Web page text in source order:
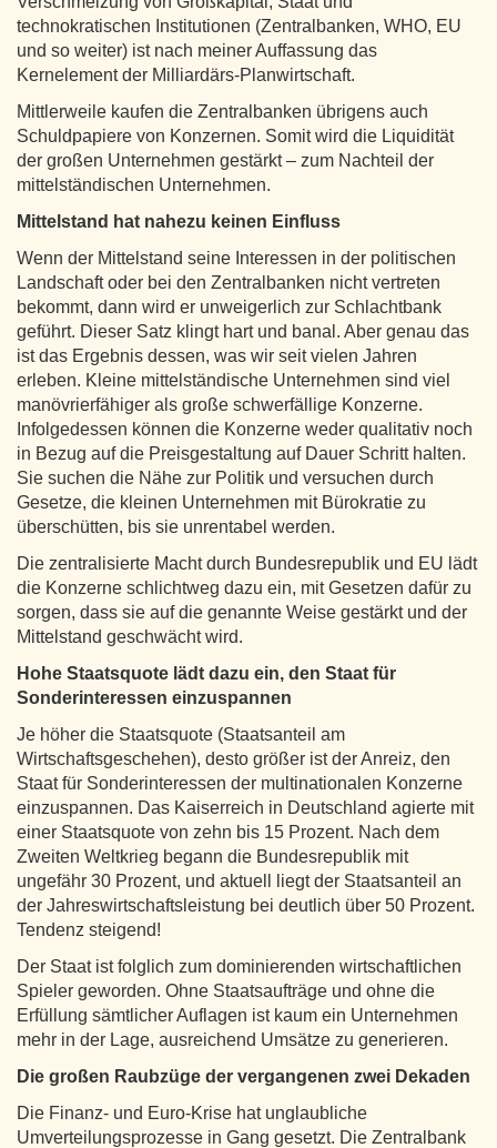
technokratischen Institutionen (Zentralbanken, WHO, EU
und so weiter) ist nach meiner Auffassung das
Kernelement der Milliardärs-Planwirtschaft.
Mittlerweile kaufen die Zentralbanken übrigens auch
Schuldpapiere von Konzernen. Somit wird die Liquidität
der großen Unternehmen gestärkt – zum Nachteil der
mittelständischen Unternehmen.
Mittelstand hat nahezu keinen Einfluss
Wenn der Mittelstand seine Interessen in der politischen
Landschaft oder bei den Zentralbanken nicht vertreten
bekommt, dann wird er unweigerlich zur Schlachtbank
geführt. Dieser Satz klingt hart und banal. Aber genau das
ist das Ergebnis dessen, was wir seit vielen Jahren
erleben. Kleine mittelständische Unternehmen sind viel
manövrierfähiger als große schwerfällige Konzerne.
Infolgedessen können die Konzerne weder qualitativ noch
in Bezug auf die Preisgestaltung auf Dauer Schritt halten.
Sie suchen die Nähe zur Politik und versuchen durch
Gesetze, die kleinen Unternehmen mit Bürokratie zu
überschütten, bis sie unrentabel werden.
Die zentralisierte Macht durch Bundesrepublik und EU lädt
die Konzerne schlichtweg dazu ein, mit Gesetzen dafür zu
sorgen, dass sie auf die genannte Weise gestärkt und der
Mittelstand geschwächt wird.
Hohe Staatsquote lädt dazu ein, den Staat für
Sonderinteressen einzuspannen
Je höher die Staatsquote (Staatsanteil am
Wirtschaftsgeschehen), desto größer ist der Anreiz, den
Staat für Sonderinteressen der multinationalen Konzerne
einzuspannen. Das Kaiserreich in Deutschland agierte mit
einer Staatsquote von zehn bis 15 Prozent. Nach dem
Zweiten Weltkrieg begann die Bundesrepublik mit
ungefähr 30 Prozent, und aktuell liegt der Staatsanteil an
der Jahreswirtschaftsleistung bei deutlich über 50 Prozent.
Tendenz steigend!
Der Staat ist folglich zum dominierenden wirtschaftlichen
Spieler geworden. Ohne Staatsaufträge und ohne die
Erfüllung sämtlicher Auflagen ist kaum ein Unternehmen
mehr in der Lage, ausreichend Umsätze zu generieren.
Die großen Raubzüge der vergangenen zwei Dekaden
Die Finanz- und Euro-Krise hat unglaubliche
Umverteilungsprozesse in Gang gesetzt. Die Zentralbank